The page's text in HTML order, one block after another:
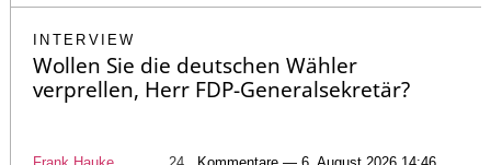
INTERVIEW
Wollen Sie die deutschen Wähler
verprellen, Herr FDP-Generalsekretär?